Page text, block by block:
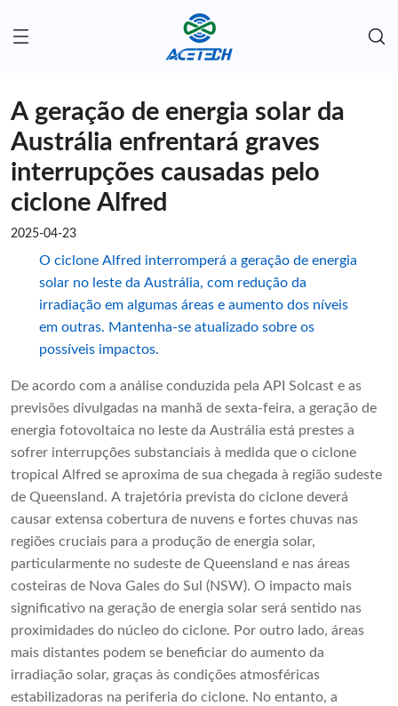
A geração de energia solar da
Austrália enfrentará graves
interrupções causadas pelo
ciclone Alfred
2025-04-23
O ciclone Alfred interromperá a geração de energia
solar no leste da Austrália, com redução da
irradiação em algumas áreas e aumento dos níveis
em outras. Mantenha-se atualizado sobre os
possíveis impactos.
De acordo com a análise conduzida pela API Solcast e as
previsões divulgadas na manhã de sexta-feira, a geração de
energia fotovoltaica no leste da Austrália está prestes a
sofrer interrupções substanciais à medida que o ciclone
tropical Alfred se aproxima de sua chegada à região sudeste
de Queensland. A trajetória prevista do ciclone deverá
causar extensa cobertura de nuvens e fortes chuvas nas
regiões cruciais para a produção de energia solar,
particularmente no sudeste de Queensland e nas áreas
costeiras de Nova Gales do Sul (NSW). O impacto mais
significativo na geração de energia solar será sentido nas
proximidades do núcleo do ciclone. Por outro lado, áreas
mais distantes podem se beneficiar do aumento da
irradiação solar, graças às condições atmosféricas
estabilizadoras na periferia do ciclone. No entanto, a